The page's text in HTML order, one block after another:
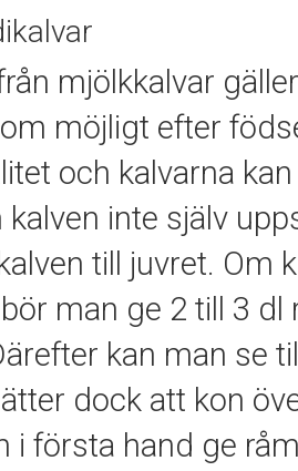
mjölkkalvar
möjligt efter
och kalvarna
kalven inte själv
till juvret. Om
man ge 2 till 3 dl
kan man se
dock att kon
i första hand ge